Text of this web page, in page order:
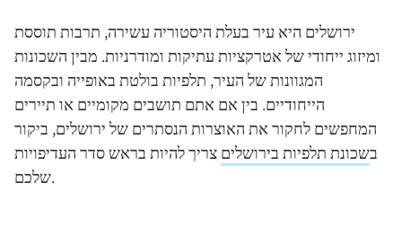
ירושלים היא עיר בעלת היסטוריה עשירה, תרבות תוססת
ומיזוג ייחודי של אטרקציות עתיקות ומודרניות. מבין השכונות
המגוונות של העיר, תלפיות בולטת באופייה ובקסמה
הייחודיים. בין אם אתם תושבים מקומיים או תיירים
המחפשים לחקור את האוצרות הנסתרים של ירושלים, ביקור
בשכונת תלפיות בירושלים צריך להיות בראש סדר העדיפויות
שלכם.